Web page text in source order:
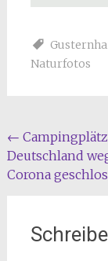
Naturfotos
←
Deutschland
Corona